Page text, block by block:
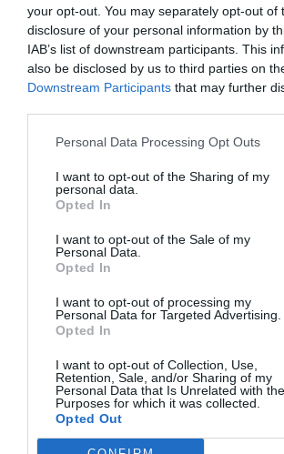
your opt-out. You may separately opt-out of
disclosure of your personal information by
IAB’s list of downstream participants. This
also be disclosed by us to third parties on
Downstream Participants that may further
Personal Data Processing Opt Outs
I want to opt-out of the Sharing of my
personal data.
Opted In
I want to opt-out of the Sale of my
Personal Data.
Opted In
I want to opt-out of processing my
Personal Data for Targeted Advertising.
Opted In
I want to opt-out of Collection, Use,
Retention, Sale, and/or Sharing of my
Personal Data that Is Unrelated with the
Purposes for which it was collected.
Opted Out
Ferencváros egyik legszebb
a Fradi új mezét
2026. július 11.
Itt a nagy megyeszékhely-kvíz!
2026. július 10.
A József Attila úti lakótelep
nevezik el az Ecseri úti
kialakított teret
AGÓRA